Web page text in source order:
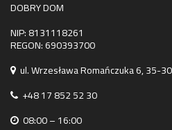
DOBRY DOM
NIP: 8131118261
REGON: 690393700
ul. Wrzesława Romańczuka 6, 35-
+48 17 852 52 30
08:00 – 16:00